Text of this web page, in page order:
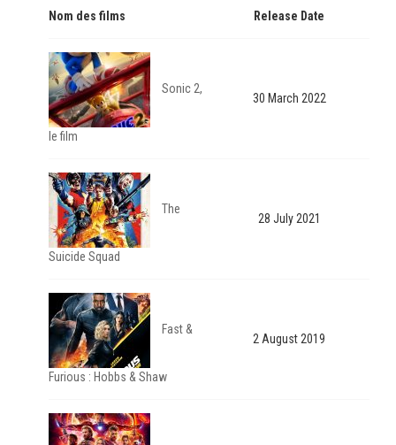
Nom des films Release Date
Sonic 2,
le film
30 March 2022
The
Suicide Squad
28 July 2021
Fast &
Furious : Hobbs & Shaw
2 August 2019